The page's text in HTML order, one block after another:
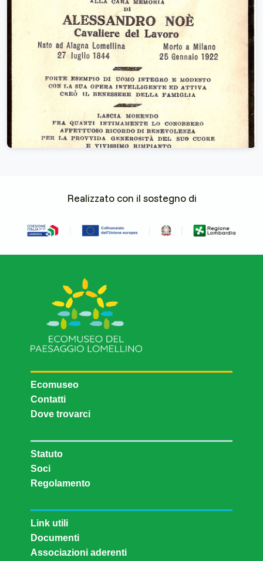
Realizzato con il sostegno di
Ecomuseo
Contatti
Dove trovarci
Statuto
Soci
Regolamento
Link utili
Documenti
Associazioni aderenti